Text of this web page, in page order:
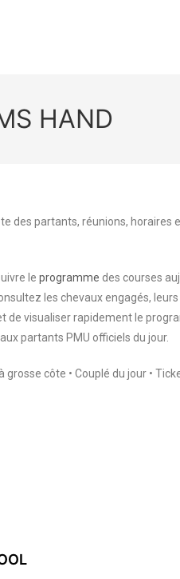
HAND
des partants, réunions, horaires
le programme des courses
les chevaux engagés,
visualiser rapidement le
partants PMU officiels du jour.
grosse côte • Couplé du jour •